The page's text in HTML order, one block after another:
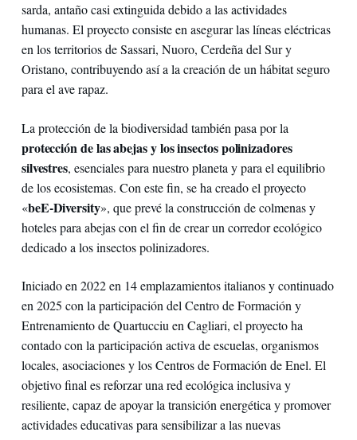
sarda, antaño casi extinguida debido a las actividades
humanas. El proyecto consiste en asegurar las líneas eléctricas
en los territorios de Sassari, Nuoro, Cerdeña del Sur y
Oristano, contribuyendo así a la creación de un hábitat seguro
para el ave rapaz.
La protección de la biodiversidad también pasa por la
protección de las abejas y los insectos polinizadores
silvestres, esenciales para nuestro planeta y para el equilibrio
de los ecosistemas. Con este fin, se ha creado el proyecto
«beE-Diversity», que prevé la construcción de colmenas y
hoteles para abejas con el fin de crear un corredor ecológico
dedicado a los insectos polinizadores.
Iniciado en 2022 en 14 emplazamientos italianos y continuado
en 2025 con la participación del Centro de Formación y
Entrenamiento de Quartucciu en Cagliari, el proyecto ha
contado con la participación activa de escuelas, organismos
locales, asociaciones y los Centros de Formación de Enel. El
objetivo final es reforzar una red ecológica inclusiva y
resiliente, capaz de apoyar la transición energética y promover
actividades educativas para sensibilizar a las nuevas